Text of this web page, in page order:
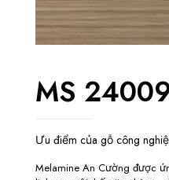
MS
Ưu điểm của gỗ công
Melamine An Cường được